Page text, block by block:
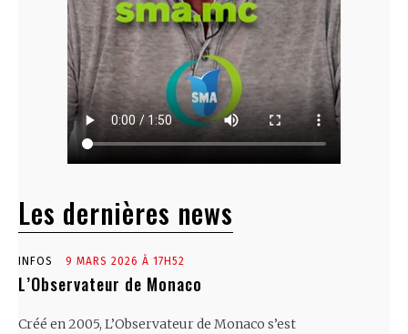
Les dernières news
INFOS 9 MARS 2026 À 17H52
L’Observateur de Monaco
Créé en 2005, L’Observateur de Monaco s’est